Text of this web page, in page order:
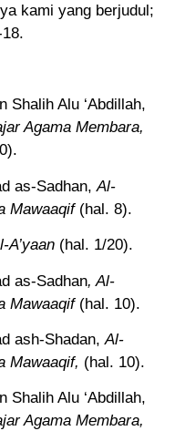
kami yang berjudul;
Shalih Alu ‘Abdillah,
Agama Membara,
as-Sadhan,Al-
Mawaaqif(hal. 8).
A’yaan (hal. 1/20).
as-Sadhan, Al-
Mawaaqif (hal. 10).
ash-Shadan,Al-
Mawaaqif, (hal. 10).
Shalih Alu ‘Abdillah,
Agama Membara,